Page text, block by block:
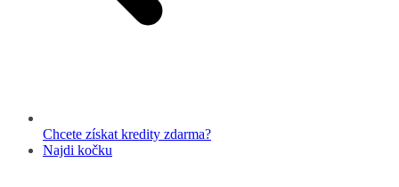
Chcete získat kredity zdarma?
Najdi kočku